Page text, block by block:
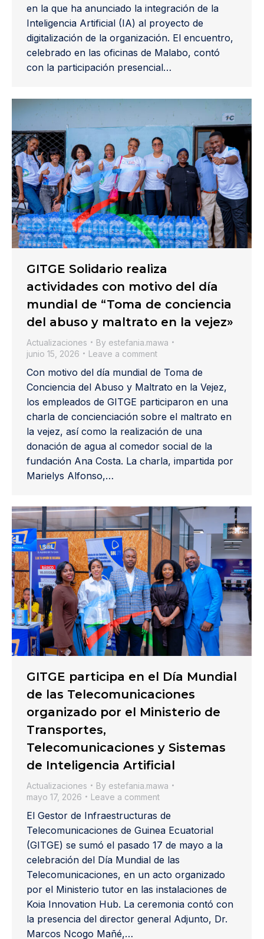
en la que ha anunciado la integración de la
Inteligencia Artificial (IA) al proyecto de
digitalización de la organización. El encuentro,
celebrado en las oficinas de Malabo, contó
con la participación presencial…
GITGE Solidario realiza
actividades con motivo del día
mundial de “Toma de conciencia
del abuso y maltrato en la vejez»
Actualizaciones By estefania.mawa
junio 15, 2026
Leave a comment
Con motivo del día mundial de Toma de
Conciencia del Abuso y Maltrato en la Vejez,
los empleados de GITGE participaron en una
charla de concienciación sobre el maltrato en
la vejez, así como la realización de una
donación de agua al comedor social de la
fundación Ana Costa. La charla, impartida por
Marielys Alfonso,…
GITGE participa en el Día Mundial
de las Telecomunicaciones
organizado por el Ministerio de
Transportes,
Telecomunicaciones y Sistemas
de Inteligencia Artificial
Actualizaciones By estefania.mawa
mayo 17, 2026
Leave a comment
El Gestor de Infraestructuras de
Telecomunicaciones de Guinea Ecuatorial
(GITGE) se sumó el pasado 17 de mayo a la
celebración del Día Mundial de las
Telecomunicaciones, en un acto organizado
por el Ministerio tutor en las instalaciones de
Koia Innovation Hub. La ceremonia contó con
la presencia del director general Adjunto, Dr.
Marcos Ncogo Mañé,…